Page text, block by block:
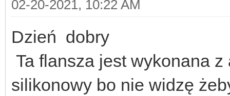
02-20-2021, 10:22 AM
Dzień dobry
Ta flansza jest wykonana
silikonowy bo nie widzę